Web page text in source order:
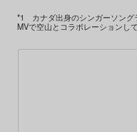
*1 カナダ出身のシンガーソング
MVで空山とコラボレーションし